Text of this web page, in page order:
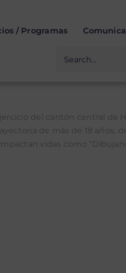
/ Programas
del cantón central de
de más de 18 años,
vidas como